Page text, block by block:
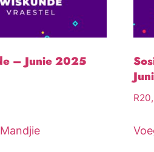
– Junie 2025
R